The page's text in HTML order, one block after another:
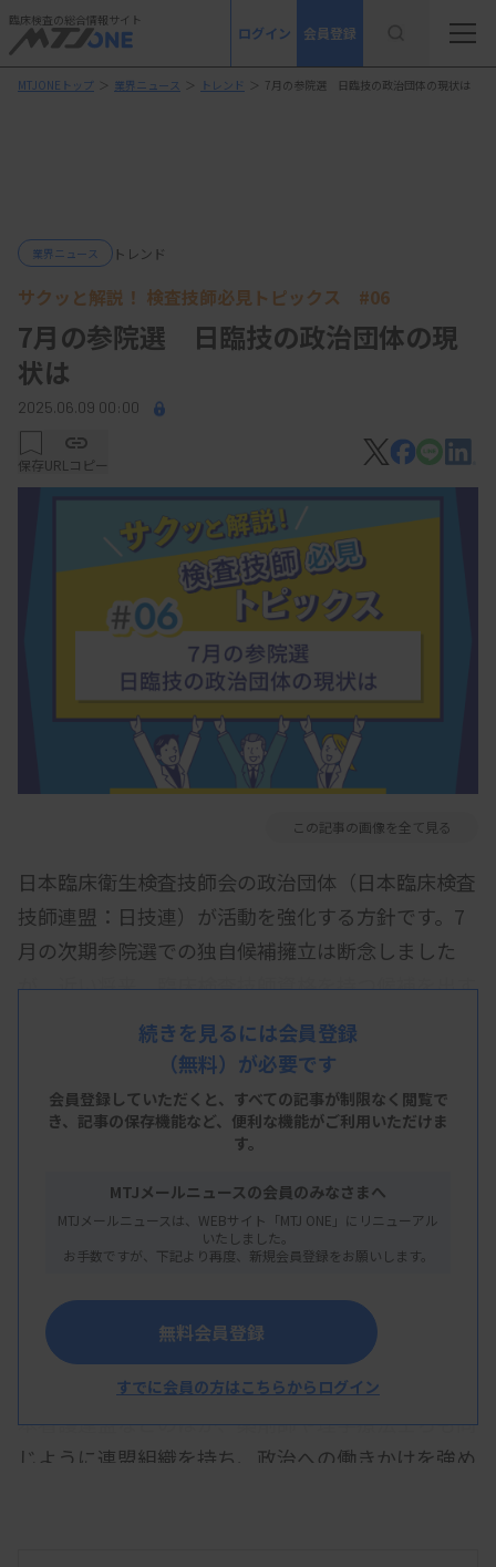
臨床検査の総合情報サイト
ログイン 会員登録
MTJONEトップ ＞ 業界ニュース ＞ トレンド ＞ 7月の参院選 日臨技の政治団体の現状は
業界ニュース トレンド
サクッと解説！ 検査技師必見トピックス #06
7月の参院選 日臨技の政治団体の現
状は
2025.06.09 00:00
保存URLコピー
この記事の画像を全て見る
日本臨床衛生検査技師会の政治団体（日本臨床検査
技師連盟：日技連）が活動を強化する方針です。7
月の次期参院選での独自候補擁立は断念しました
が、近い将来、臨床検査技師資格を持つ候補を出す
機運を高めていくのが狙いです。青年部の立ち上げ
や学生会員の創設、さまざまな勉強会やイベントな
どの新たな取り組みを活性化させ、連盟組織の建て
直しを急ぐ構えです。
政治や選挙、投票という言葉を聞くと、抵抗感を感
じる臨床検査技師も少なくないと思いますが、医療
業界団体それぞれが自分たちの利益を守り、存在価
値を高めるための政治連盟を持っています。医療職
では日本医師会の日本医師連盟、日本看護協会の日
本看護連盟などのほか、薬剤師や理学療法士らも同
じように連盟組織を持ち、政治への働きかけを強め
続きを見るには会員登録
（無料）が必要です
会員登録していただくと、すべての記事が制限なく閲覧で
き、 記事の保存機能など、便利な機能がご利用いただけま
す。
MTJメールニュースの会員のみなさまへ
MTJメールニュースは、WEBサイト「MTJ ONE」にリニューアル
いたしました。
お手数ですが、下記より再度、新規会員登録をお願いします。
無料会員登録
すでに会員の方はこちらからログイン